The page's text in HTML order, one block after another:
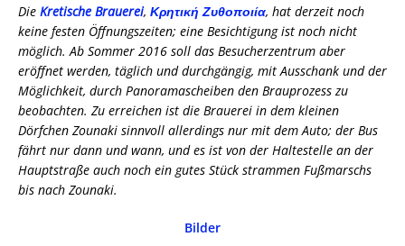
Die Kretische Brauerei, Κρητική Ζυθοποιία, hat derzeit noch
keine festen Öffnungszeiten; eine Besichtigung ist noch nicht
möglich. Ab Sommer 2016 soll das Besucherzentrum aber
eröffnet werden, täglich und durchgängig, mit Ausschank und der
Möglichkeit, durch Panoramascheiben den Brauprozess zu
beobachten. Zu erreichen ist die Brauerei in dem kleinen
Dörfchen Zounaki sinnvoll allerdings nur mit dem Auto; der Bus
fährt nur dann und wann, und es ist von der Haltestelle an der
Hauptstraße auch noch ein gutes Stück strammen Fußmarschs
bis nach Zounaki.
Bilder